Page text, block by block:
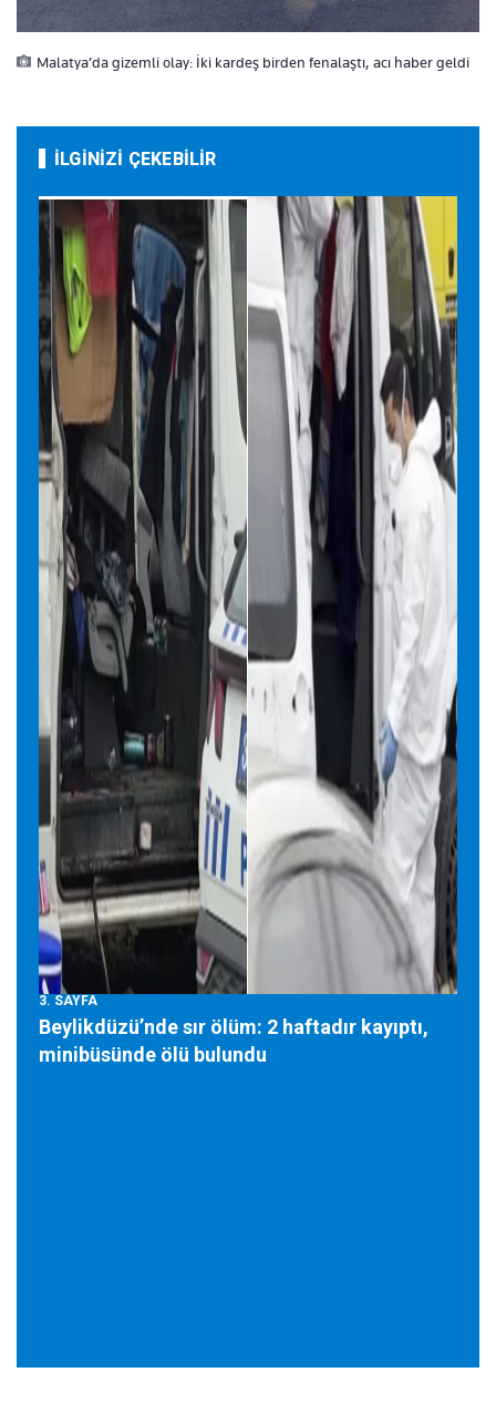
Malatya’da gizemli olay: İki kardeş birden fenalaştı, acı haber geldi
İLGİNİZİ ÇEKEBİLİR
3. SAYFA
Beylikdüzü’nde sır ölüm: 2 haftadır kayıptı,
minibüsünde ölü bulundu